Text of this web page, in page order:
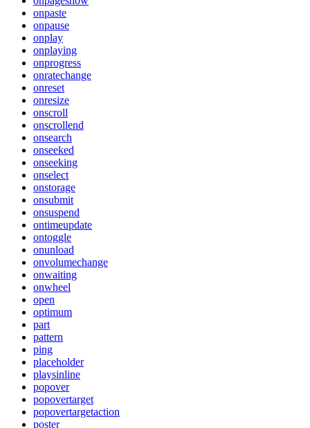
onpaste
onpause
onplay
onplaying
onprogress
onratechange
onreset
onresize
onscroll
onscrollend
onsearch
onseeked
onseeking
onselect
onstorage
onsubmit
onsuspend
ontimeupdate
ontoggle
onunload
onvolumechange
onwaiting
onwheel
open
optimum
part
pattern
ping
placeholder
playsinline
popover
popovertarget
popovertargetaction
poster